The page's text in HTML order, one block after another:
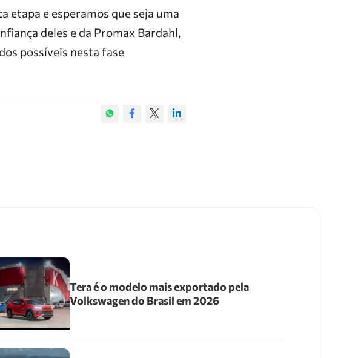
etapa e esperamos que seja uma
deles e da Promax Bardahl,
possíveis nesta fase
Tera é o modelo mais exportado pela
Volkswagen do Brasil em 2026